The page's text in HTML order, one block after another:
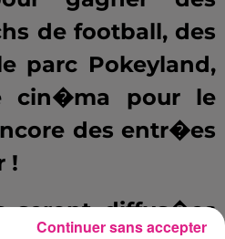
de football, des
parc Pokeyland,
cin�ma pour le
des entr�es
!
seront diffus�es
Continuer sans accepter